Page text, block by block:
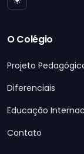
O Colégio
Projeto
Diferenciais
Educação
Contato